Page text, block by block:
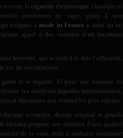
revisite la cigarette électronique classique et
instrument de vape, grâce à une
uniques « made in France » ainsi qu’un
appel à des ouvriers d’art incarnant
brevetée, qui accroît à la fois l’efficacité,
vie de ses créations.
et se regarde. Et pour une solution de
les meilleurs liquidesinternationaux,
et répondant aux normes les plus strictes.
novatrice, design original et grands
Henaux propose une solution d’une qualité
de la vape, dont il souhaite constituer